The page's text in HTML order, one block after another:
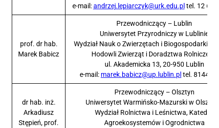
e-mail:andrzej.lepiarczyk@urk.edu.pl tel. 12
prof. dr hab.
Marek Babicz
Przewodniczący – Lublin
Uniwersytet Przyrodniczy w Lublinie
Wydział Nauk o Zwierzętach i Biogospodarki,
Hodowli Zwierząt i Doradztwa Rolniczego
ul. Akademicka 13, 20-950 Lublin
e-mail: marek.babicz@up.lublin.pl tel.
dr hab. inż.
Arkadiusz
Stępień, prof.
Przewodniczący – Olsztyn
Uniwersytet Warmińsko-Mazurski w
Wydział Rolnictwa i Leśnictwa, Katedra
Agroekosystemów i Ogrodnictwa